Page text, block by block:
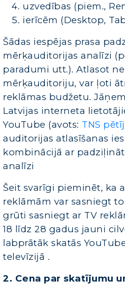
uzvedības (piem.,
ierīcēm (Desktop,
Šādas iespējas prasa
mērķauditorijas analīzi
paradumi utt.). Atlasot
mērķauditoriju, var ļoti
reklāmas budžetu.
Latvijas interneta
YouTube (avots: TNS
auditorijas atlasīšanas
kombinācijā ar
analīzi
Šeit svarīgi pieminēt, ka
reklāmām var sasniegt
grūti sasniegt ar TV
18 līdz 28 gadus jauni
labprātāk skatās
televīzijā .
2. Cena par skatījumu